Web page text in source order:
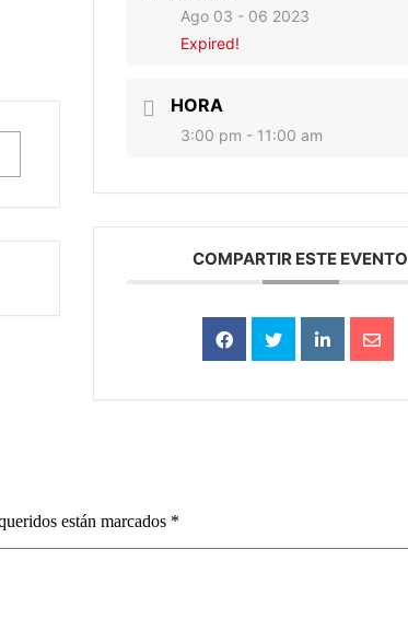
Ago 03 - 06 2023
Expired!
HORA
3:00 pm - 11:00 am
COMPARTIR ESTE EVENTO
están marcados *